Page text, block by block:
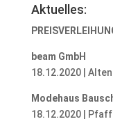
Aktuelles:
beam GmbH
18.12.2020 |
Modehaus
18.12.2020 |